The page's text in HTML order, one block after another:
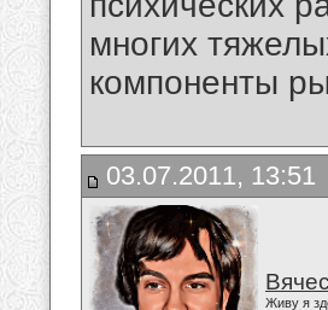
многих
компоненты
03.07.2011, 13:51
Живу я